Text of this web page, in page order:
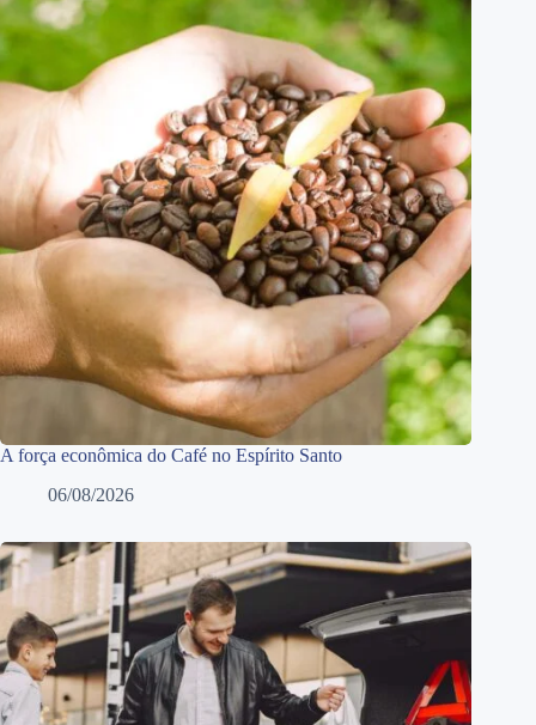
A força econômica do Café no Espírito Santo
06/08/2026